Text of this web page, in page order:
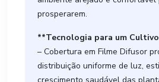
prosperarem.
**Tecnologia para um
– Cobertura em Filme Difusor
distribuição uniforme de luz,